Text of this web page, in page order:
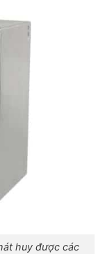
huy được các